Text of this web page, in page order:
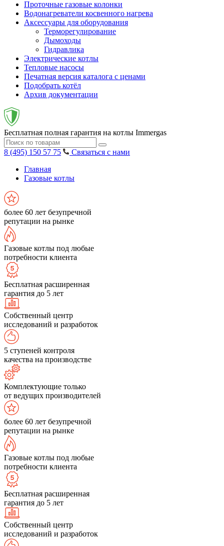
Проточные газовые колонки
Водонагреватели косвенного нагрева
Аксессуары для оборудования
Терморегулирование
Дымоходы
Гидравлика
Электрические котлы
Тепловые насосы
Печатная версия каталога с ценами
Подобрать котёл
Архив документации
Бесплатная полная гарантия на котлы Immergas
8 (495) 150 57 75
Связаться с нами
Главная
Газовые котлы
более 60 лет безупречной
репутации на рынке
Газовые котлы под любые
потребности клиента
Бесплатная расширенная
гарантия до 5 лет
Собственный центр
исследований и разработок
5 ступеней контроля
качества на производстве
Комплектующие только
от ведущих производителей
более 60 лет безупречной
репутации на рынке
Газовые котлы под любые
потребности клиента
Бесплатная расширенная
гарантия до 5 лет
Собственный центр
исследований и разработок